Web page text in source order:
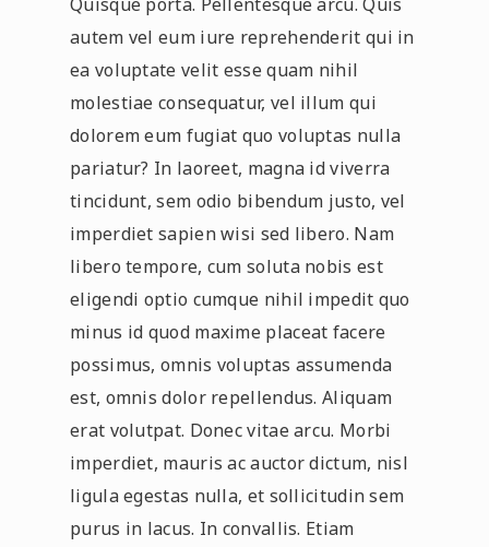
autem vel eum iure reprehenderit qui in
ea voluptate velit esse quam nihil
molestiae consequatur, vel illum qui
dolorem eum fugiat quo voluptas nulla
pariatur? In laoreet, magna id viverra
tincidunt, sem odio bibendum justo, vel
imperdiet sapien wisi sed libero. Nam
libero tempore, cum soluta nobis est
eligendi optio cumque nihil impedit quo
minus id quod maxime placeat facere
possimus, omnis voluptas assumenda
est, omnis dolor repellendus. Aliquam
erat volutpat. Donec vitae arcu. Morbi
imperdiet, mauris ac auctor dictum, nisl
ligula egestas nulla, et sollicitudin sem
purus in lacus. In convallis. Etiam